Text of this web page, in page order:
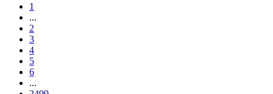
1
...
2
3
4
5
6
...